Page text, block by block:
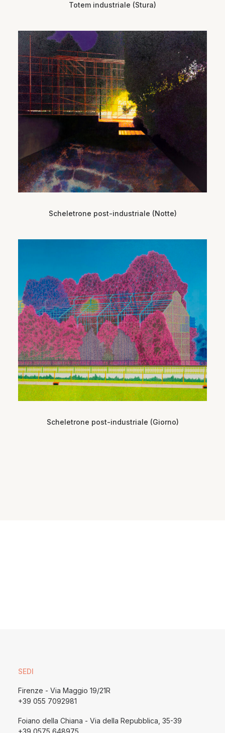
Totem industriale (Stura)
Scheletrone post-industriale (Notte)
Scheletrone post-industriale (Giorno)
SEDI
Firenze - Via Maggio 19/21R
+39 055 7092981
Foiano della Chiana - Via della Repubblica, 35-39
+39 0575 648975